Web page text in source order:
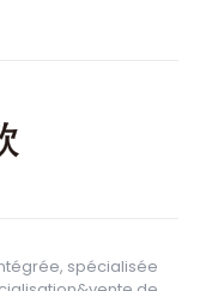
spécialisée